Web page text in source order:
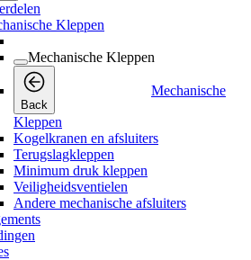
Kleppen
Mechanische Kleppen
Back
Mechanische
Kleppen
Kogelkranen en afsluiters
Terugslagkleppen
Minimum druk kleppen
Veiligheidsventielen
Andere mechanische afsluiters